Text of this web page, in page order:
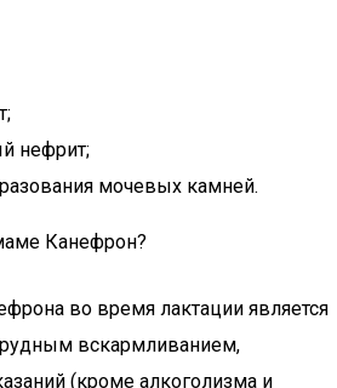
нефрит;
мочевых камней.
Канефрон?
во время лактации является
вскармливанием,
(кроме алкоголизма и